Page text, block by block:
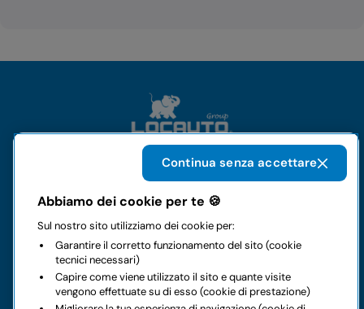
Noleggi
Business
Abbiamo dei cookie per te 🍪
Sul nostro sito utilizziamo dei cookie per:
Garantire il corretto funzionamento del sito (cookie
tecnici necessari)
Capire come viene utilizzato il sito e quante visite
vengono effettuate su di esso (cookie di prestazione)
Continua senza accettare